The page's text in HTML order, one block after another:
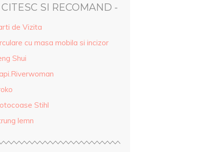
CITESC SI RECOMAND -
de Vizita
cu masa mobila si incizor
Shui
Stihl
lemn